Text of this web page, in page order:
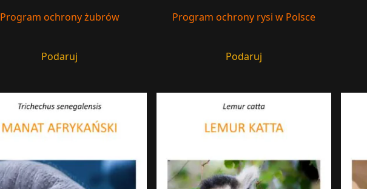
Program ochrony żubrów
Podaruj
Program ochrony rysi w Polsce
Podaruj